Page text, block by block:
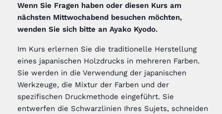
Wenn Sie Fragen haben oder diesen Kurs am
nächsten Mittwochabend besuchen möchten,
wenden Sie sich bitte an Ayako Kyodo.
Im Kurs erlernen Sie die traditionelle Herstellung
eines japanischen Holzdrucks in mehreren Farben.
Sie werden in die Verwendung der japanischen
Werkzeuge, die Mixtur der Farben und der
spezifischen Druckmethode eingeführt. Sie
entwerfen die Schwarzlinien Ihres Sujets, schneiden